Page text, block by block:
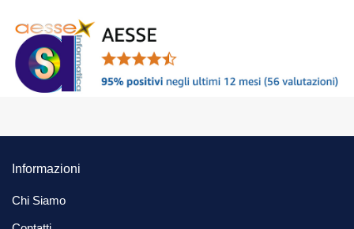
Informazioni
Chi Siamo